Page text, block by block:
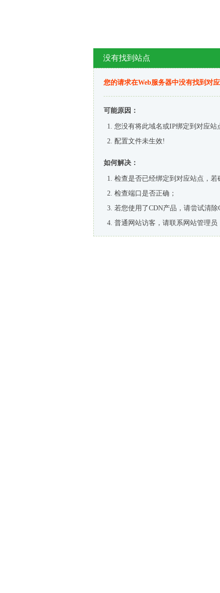
没有找到站点
您的请求在Web服务器中没有找到对
可能原因：
您没有将此域名或IP绑定到对应站
配置文件未生效!
如何解决：
检查是否已经绑定到对应站点，
检查端口是否正确；
若您使用了CDN产品，请尝试清除
普通网站访客，请联系网站管理员